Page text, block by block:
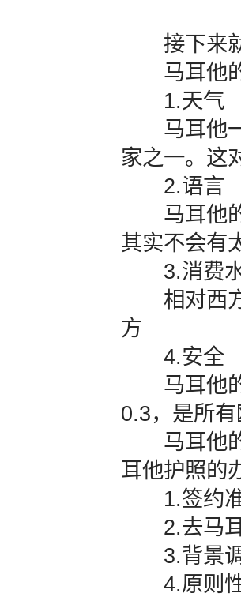
接下来就
马耳他
1.天气
马耳他一
家之一。这
2.语言
马耳他的
其实不会有
3.消费
相对西方
方
4.安全
马耳他的
0.3，是所
马耳他的
耳他护照的
1.签约准
2.去马耳
3.背景
4.原则性